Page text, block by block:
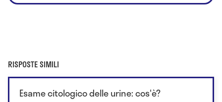
RISPOSTE SIMILI
Esame citologico delle urine: cos'è?